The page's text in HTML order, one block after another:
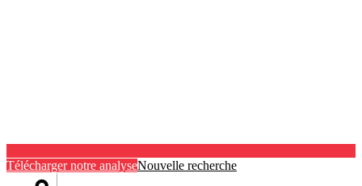
Télécharger notre analyseNouvelle recherche